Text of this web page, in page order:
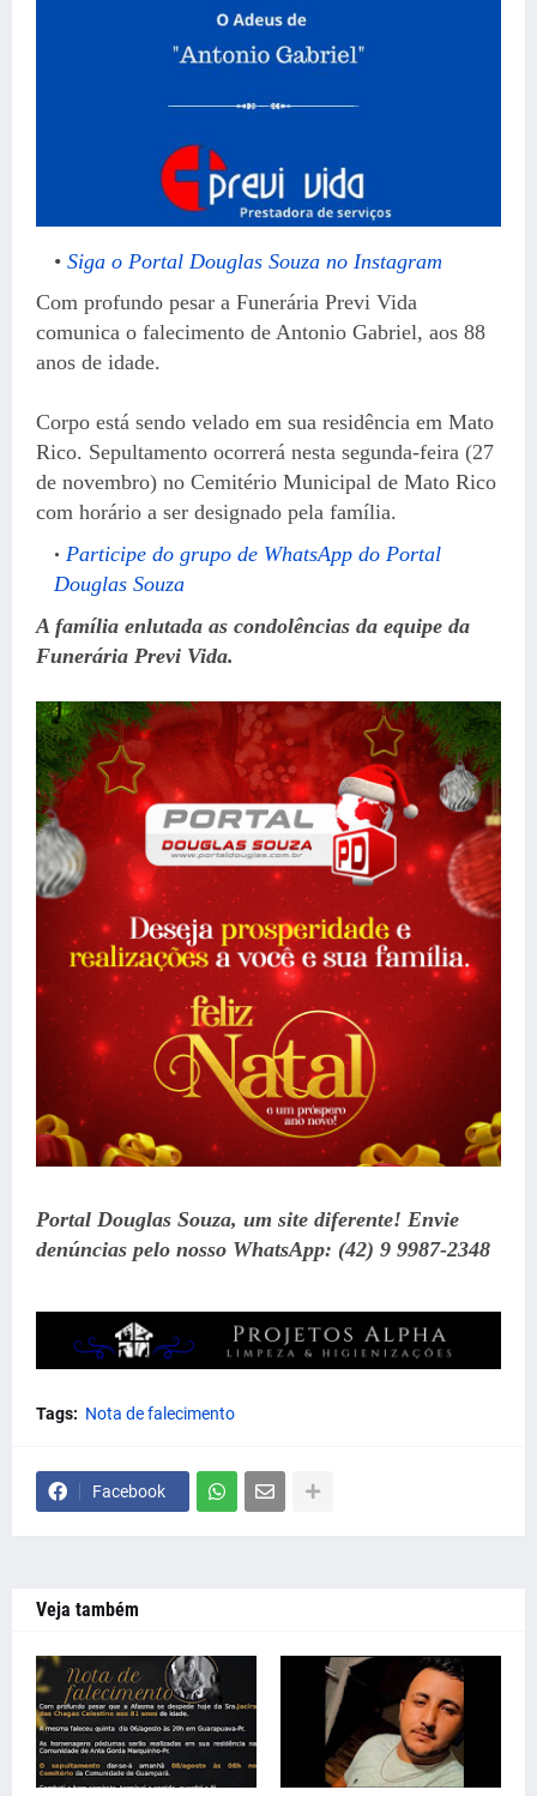
Siga o Portal Douglas Souza no Instagram
Com profundo pesar a Funerária Previ Vida
comunica o falecimento de Antonio Gabriel, aos 88
anos de idade.
Corpo está sendo velado em sua residência em Mato
Rico. Sepultamento ocorrerá nesta segunda-feira (27
de novembro) no Cemitério Municipal de Mato Rico
com horário a ser designado pela família.
Participe do grupo de WhatsApp do Portal
Douglas Souza
A família enlutada as condolências da equipe da
Funerária Previ Vida.
Portal Douglas Souza, um site diferente! Envie
denúncias pelo nosso WhatsApp: (42) 9 9987-2348
Tags: Nota de falecimento
Facebook
Veja também